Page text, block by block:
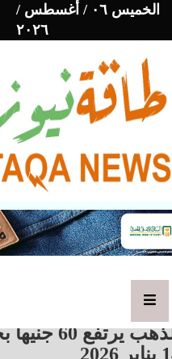
الخميس ٠٦ / أغسطس /
٢٠٢٦
الذهب